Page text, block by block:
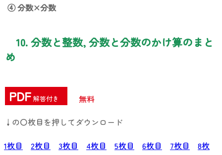
④ 分数×分数
10. 分数と整数, 分数と分数のかけ算のまと
め
PDF 解答付き
無料
↓の〇枚目を押してダウンロード
1枚目
2枚目 3枚目 4枚目 5枚目 6枚目 7枚目
8枚